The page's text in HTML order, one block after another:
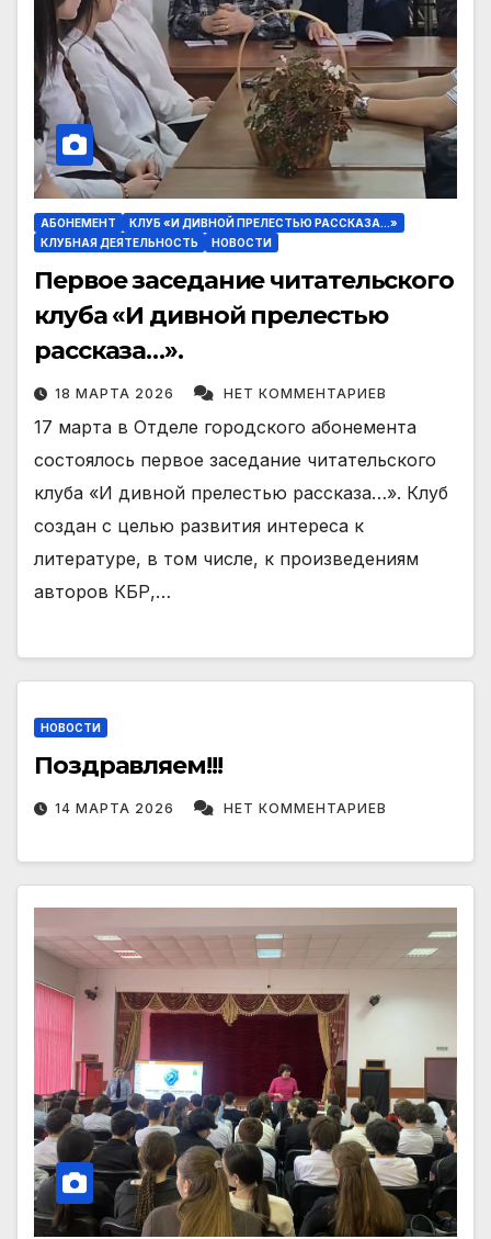
АБОНЕМЕНТ
КЛУБ «И ДИВНОЙ ПРЕЛЕСТЬЮ РАССКАЗА…»
КЛУБНАЯ ДЕЯТЕЛЬНОСТЬ
НОВОСТИ
Первое заседание читательского
клуба «И дивной прелестью
рассказа…».
18 МАРТА 2026 НЕТ КОММЕНТАРИЕВ
17 марта в Отделе городского абонемента
состоялось первое заседание читательского
клуба «И дивной прелестью рассказа…». Клуб
создан с целью развития интереса к
литературе, в том числе, к произведениям
авторов КБР,…
НОВОСТИ
Поздравляем!!!
14 МАРТА 2026 НЕТ КОММЕНТАРИЕВ